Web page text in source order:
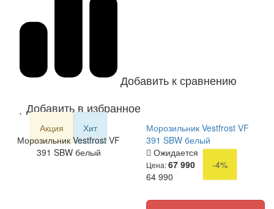
Добавить к сравнению
Добавить в избранное
Акция
Хит
Морозильник Vestfrost VF
391 SBW белый
Морозильник Vestfrost VF
391 SBW белый
Ожидается
Цена:67 990
-4%
64 990